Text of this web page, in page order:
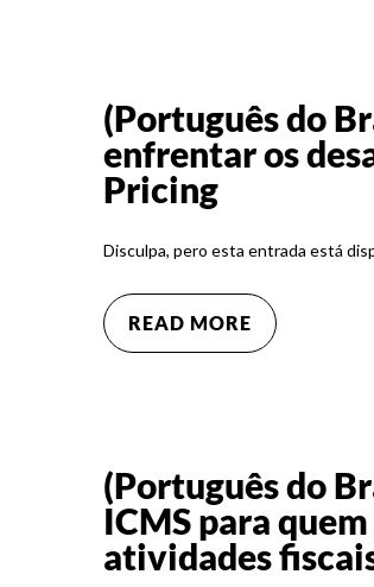
(Português do
enfrentar os
Pricing
Disculpa, pero esta entrada está
READ MORE
(Português do
ICMS para
atividades